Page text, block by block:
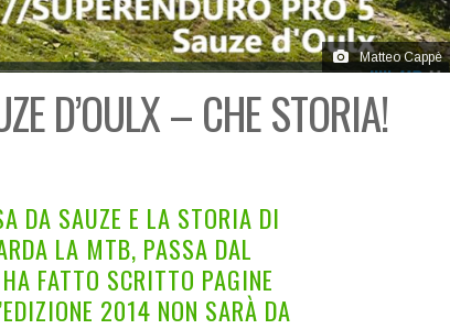
Matteo Cappè
D’OULX – CHE STORIA!
DA SAUZE E LA STORIA DI
LA MTB, PASSA DAL
FATTO SCRITTO PAGINE
2014 NON SARÀ DA